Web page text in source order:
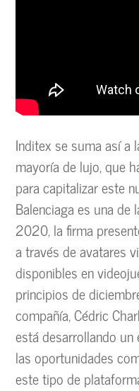
Inditex se suma así a
mayoría de lujo, que
para capitalizar este
Balenciaga es una de
2020, la firma
a través de avatares
disponibles en
principios de
compañía, Cédric
está desarrollando
las oportunidades
este tipo de